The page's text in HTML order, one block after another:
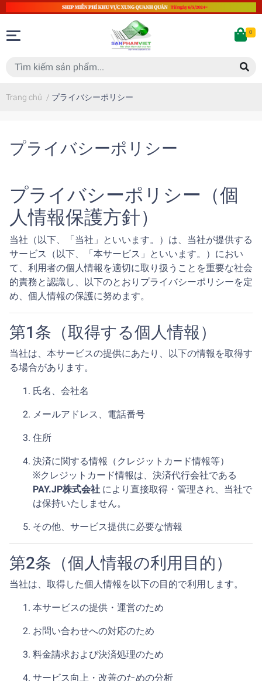
0
Trang chủ / プライバシーポリシー
プライバシーポリシー
プライバシーポリシー（個
人情報保護方針）
当社（以下、「当社」といいます。）は、当社が提供する
サービス（以下、「本サービス」といいます。）におい
て、利用者の個人情報を適切に取り扱うことを重要な社会
的責務と認識し、以下のとおりプライバシーポリシーを定
め、個人情報の保護に努めます。
第1条（取得する個人情報）
当社は、本サービスの提供にあたり、以下の情報を取得す
る場合があります。
氏名、会社名
メールアドレス、電話番号
住所
決済に関する情報（クレジットカード情報等）
※クレジットカード情報は、決済代行会社である
PAY.JP株式会社 により直接取得・管理され、当社で
は保持いたしません。
その他、サービス提供に必要な情報
第2条（個人情報の利用目的）
当社は、取得した個人情報を以下の目的で利用します。
本サービスの提供・運営のため
お問い合わせへの対応のため
料金請求および決済処理のため
サービス向上・改善のための分析